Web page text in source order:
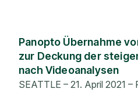
Panopto Übernahme
zur Deckung der
nach Videoanalysen
SEATTLE – 21. April 2021